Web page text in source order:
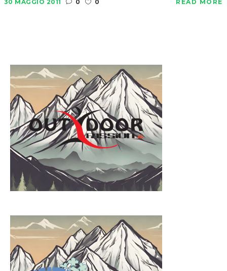
30 MAGGIO 2011 0 0 READ MORE